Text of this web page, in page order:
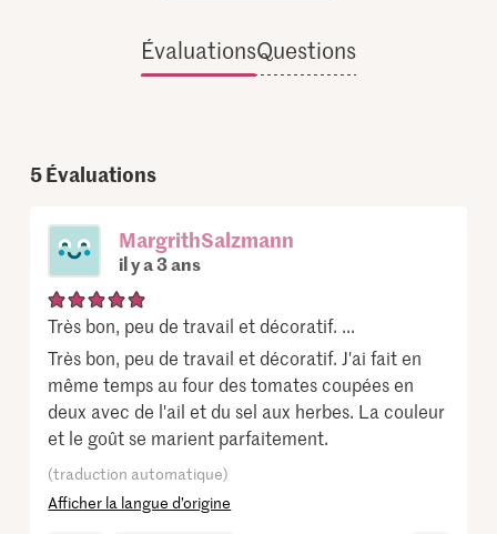
ÉvaluationsQuestions
5Évaluations
MargrithSalzmann
il y a 3 ans
Très bon, peu de travail et décoratif. ...
Très bon, peu de travail et décoratif. J'ai fait en
même temps au four des tomates coupées en
deux avec de l'ail et du sel aux herbes. La couleur
et le goût se marient parfaitement.
(traduction automatique)
Afficher la langue d’origine